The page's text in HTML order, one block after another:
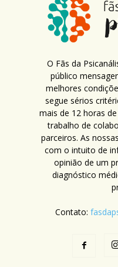
O Fãs da
público
melhores
segue sérios
mais de 12 horas
trabalho de
parceiros. As
com o intuito de
opinião de um
diagnóstico
Contato: